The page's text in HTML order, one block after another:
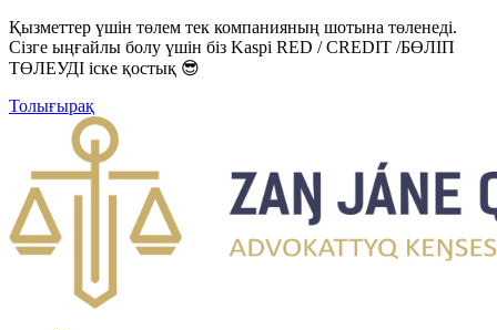
Қызметтер үшін төлем тек компанияның шотына төленеді.
Сізге ыңғайлы болу үшін біз Kaspi RED / CREDIT /БӨЛІП
ТӨЛЕУДІ іске қостық 😎
Толығырақ